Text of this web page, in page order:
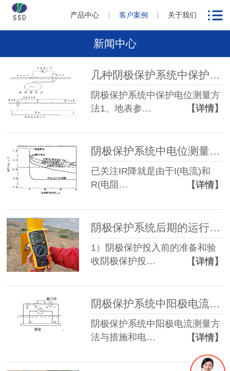
产品中心 客户案例 关于我们
新闻中心
几种阴极保护系统中保护电位测量方法
阴极保护系统中保护电位测量方
法1、地表参…
【详情】
阴极保护系统中电位测量中的IR降测试方法及其消除
已关注IR降就是由于I(电流)和
R(电阻…
【详情】
阴极保护系统后期的运行与维护
1）阴极保护投入前的准备和验
收阴极保护投…
【详情】
阴极保护系统中阳极电流测量方法与措施
阴极保护系统中阳极电流测量方
法与措施和电…
【详情】